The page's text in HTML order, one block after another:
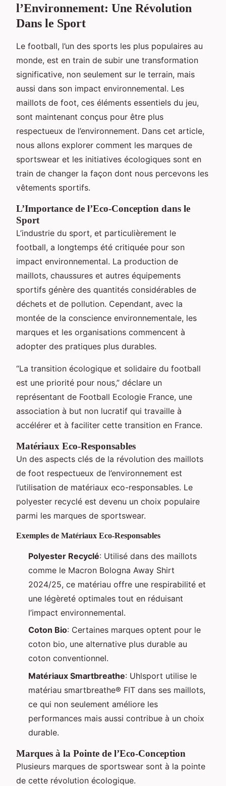
l’Environnement: Une Révolution
Dans le Sport
Le football, l’un des sports les plus populaires au
monde, est en train de subir une transformation
significative, non seulement sur le terrain, mais
aussi dans son impact environnemental. Les
maillots de foot, ces éléments essentiels du jeu,
sont maintenant conçus pour être plus
respectueux de l’environnement. Dans cet article,
nous allons explorer comment les marques de
sportswear et les initiatives écologiques sont en
train de changer la façon dont nous percevons les
vêtements sportifs.
L’Importance de l’Eco-Conception dans le
Sport
L’industrie du sport, et particulièrement le
football, a longtemps été critiquée pour son
impact environnemental. La production de
maillots, chaussures et autres équipements
sportifs génère des quantités considérables de
déchets et de pollution. Cependant, avec la
montée de la conscience environnementale, les
marques et les organisations commencent à
adopter des pratiques plus durables.
“La transition écologique et solidaire du football
est une priorité pour nous,” déclare un
représentant de Football Ecologie France, une
association à but non lucratif qui travaille à
accélérer et à faciliter cette transition en France.
Matériaux Eco-Responsables
Un des aspects clés de la révolution des maillots
de foot respectueux de l’environnement est
l’utilisation de matériaux eco-responsables. Le
polyester recyclé est devenu un choix populaire
parmi les marques de sportswear.
Exemples de Matériaux Eco-Responsables
Polyester Recyclé: Utilisé dans des maillots
comme le Macron Bologna Away Shirt
2024/25, ce matériau offre une respirabilité et
une légèreté optimales tout en réduisant
l’impact environnemental.
Coton Bio: Certaines marques optent pour le
coton bio, une alternative plus durable au
coton conventionnel.
Matériaux Smartbreathe: Uhlsport utilise le
matériau smartbreathe® FIT dans ses maillots,
ce qui non seulement améliore les
performances mais aussi contribue à un choix
durable.
Marques à la Pointe de l’Eco-Conception
Plusieurs marques de sportswear sont à la pointe
de cette révolution écologique.